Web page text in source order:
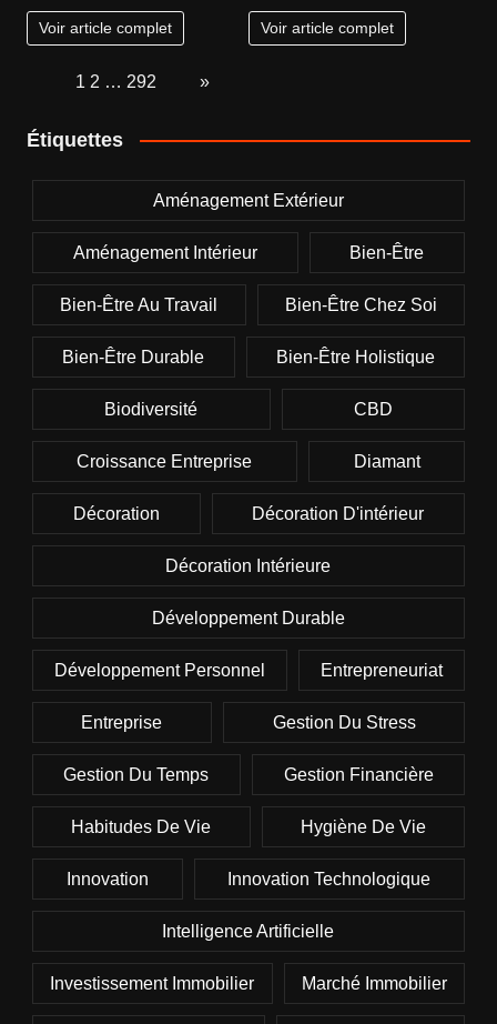
Voir article complet Voir article complet
1 2 … 292 »
Étiquettes
Aménagement Extérieur
Aménagement Intérieur Bien-Être
Bien-Être Au Travail Bien-Être Chez Soi
Bien-Être Durable Bien-Être Holistique
Biodiversité CBD
Croissance Entreprise Diamant
Décoration Décoration D'intérieur
Décoration Intérieure
Développement Durable
Développement Personnel Entrepreneuriat
Entreprise Gestion Du Stress
Gestion Du Temps Gestion Financière
Habitudes De Vie Hygiène De Vie
Innovation Innovation Technologique
Intelligence Artificielle
Investissement Immobilier Marché Immobilier